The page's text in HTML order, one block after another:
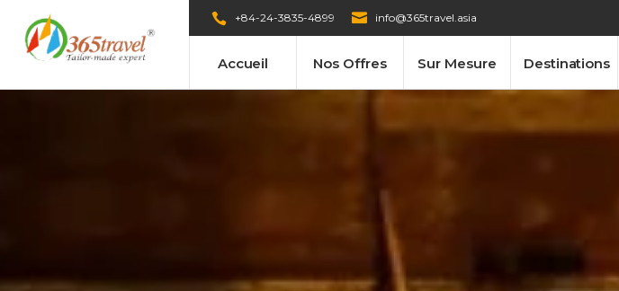
+84-24-3835-4899 info@365travel.asia
Accueil Nos Offres Sur Mesure Destinations